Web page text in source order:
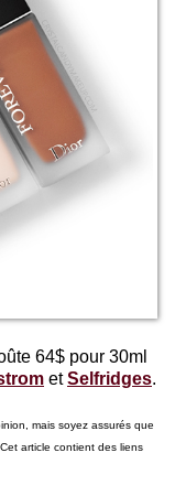
64$ pour 30ml
etSelfridges.
mais soyez assurés que
article contient des liens